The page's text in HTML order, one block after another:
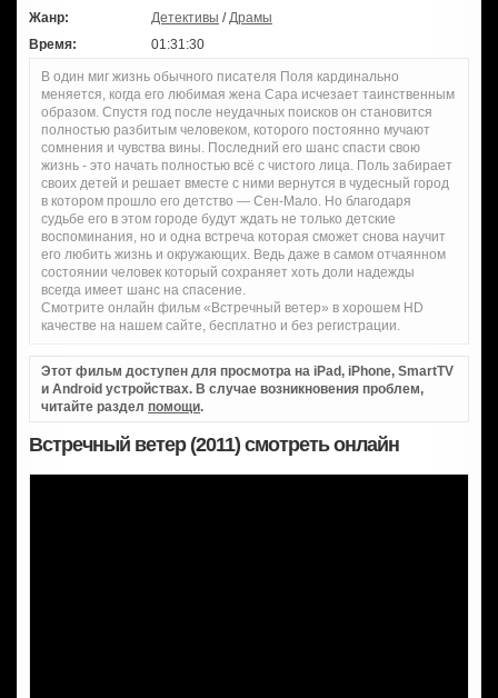
Жанр:
Детективы / Драмы
Время:
01:31:30
В один миг жизнь обычного писателя Поля кардинально
меняется, когда его любимая жена Сара исчезает таинственным
образом. Спустя год после неудачных поисков он становится
полностью разбитым человеком, которого постоянно мучают
сомнения и чувства вины. Последний его шанс спасти свою
жизнь - это начать полностью всё с чистого лица. Поль забирает
своих детей и решает вместе с ними вернутся в чудесный город
в котором прошло его детство — Сен-Мало. Но благодаря
судьбе его в этом городе будут ждать не только детские
воспоминания, но и одна встреча которая сможет снова научит
его любить жизнь и окружающих. Ведь даже в самом отчаянном
состоянии человек который сохраняет хоть доли надежды
всегда имеет шанс на спасение.
Смотрите онлайн фильм «Встречный ветер» в хорошем HD
качестве на нашем сайте, бесплатно и без регистрации.
Этот фильм доступен для просмотра на iPad, iPhone, SmartTV
и Android устройствах. В случае возникновения проблем,
читайте раздел помощи.
Встречный ветер (2011) смотреть онлайн